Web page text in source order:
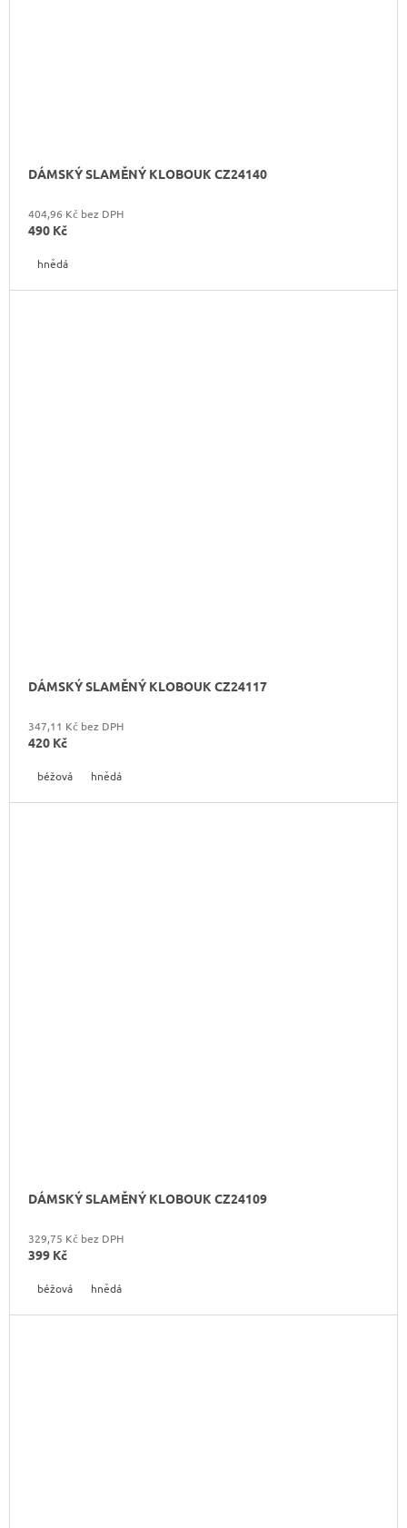
DÁMSKÝ SLAMĚNÝ KLOBOUK CZ24140
404,96 Kč bez DPH
490 Kč
hnědá
DÁMSKÝ SLAMĚNÝ KLOBOUK CZ24117
347,11 Kč bez DPH
420 Kč
béžová hnědá
DÁMSKÝ SLAMĚNÝ KLOBOUK CZ24109
329,75 Kč bez DPH
399 Kč
béžová hnědá